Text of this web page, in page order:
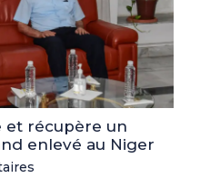
et récupère un
enlevé au Niger